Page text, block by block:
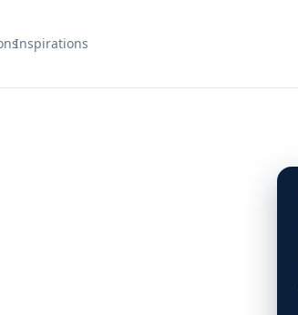
Inspirations